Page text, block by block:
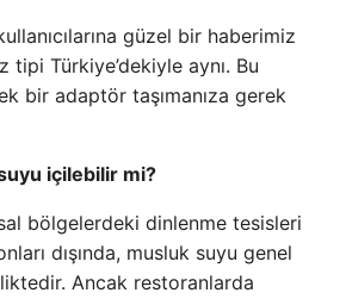
güzel bir haberimiz
tipi Türkiye’dekiyle aynı. Bu
bir adaptör taşımanıza gerek
içilebilir mi?
bölgelerdeki dinlenme tesisleri
dışında, musluk suyu genel
Ancak restoranlarda